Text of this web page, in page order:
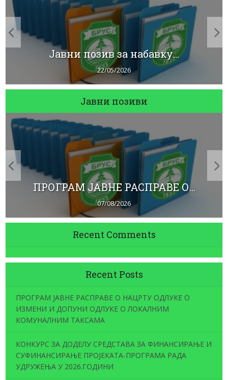
Јавни позив за набавку...
22/05/2026
Јавни позиви
ПРОГРАМ ЈАВНЕ РАСПРАВЕ О...
07/08/2026
Recent Comments
Recent Posts
ПРОГРАМ ЈАВНЕ РАСПРАВЕ О НАЦРТУ ОДЛУКЕ О
ИЗМЕНИ И ДОПУНИ ОДЛУКЕ О ЛОКАЛНИМ
КОМУНАЛНИМ ТАКСАМА
КОНКУРС ЗА ДОДЕЛУ СРЕДСТАВА ЗА ФИНАНСИРАЊЕ И
СУФИНАНСИРАЊЕ ПРОЈЕКАТА-ПРОГРАМА РАДА
УДРУЖЕЊА У 2026.ГОДИНИ